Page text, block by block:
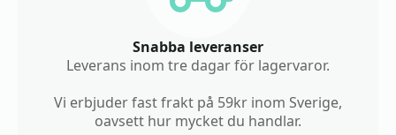
Snabba leveranser
Leverans inom tre dagar för lagervaror.
Vi erbjuder fast frakt på 59kr inom Sverige,
oavsett hur mycket du handlar.